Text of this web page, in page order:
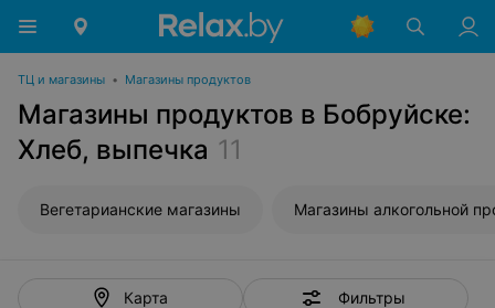
ТЦ и магазины • Магазины продуктов
Магазины продуктов в Бобруйске:
Хлеб, выпечка 11
Вегетарианские магазины
Карта Фильтры